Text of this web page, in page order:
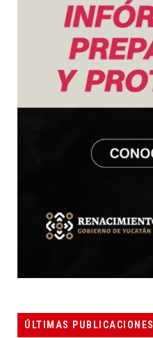
ÚLTIMAS PUBLICACIONES